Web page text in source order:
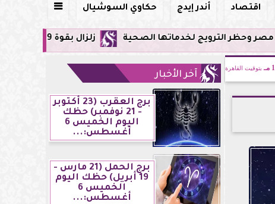
اقتصاد أندر إيدج حكاوي السوشيال 
زلزال بقوة 5.9 ريختر يشعر به سكان القاهرة وعدة محافظات.. مركزه شرق البحر المتوسط لخدماتها الصحية
بتوقيت القاهرة
آخر الأخبار
برج العقرب (23 أكتوبر
- 21 نوفمبر) حظك
اليوم الخميس 6
أغسطس:...
برج الحمل (21 مارس -
19 أبريل) حظك اليوم
الخميس 6
أغسطس:...